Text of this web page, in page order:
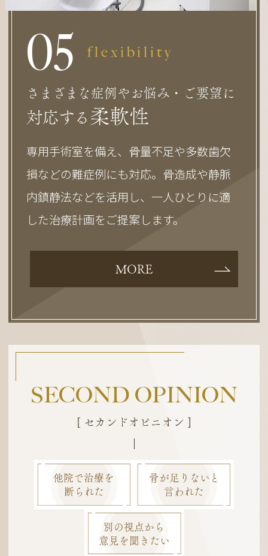
05 flexibility
さまざまな症例やお悩み・ご要望に
対応する 柔軟性
専用手術室を備え、骨量不足や多数歯欠
損などの難症例にも対応。骨造成や静脈
内鎮静法などを活用し、一人ひとりに適
した治療計画をご提案します。
MORE
SECOND OPINION
[ セカンドオピニオン ]
他院で治療を
断られた
骨が足りないと
言われた
別の視点から
意見を聞きたい